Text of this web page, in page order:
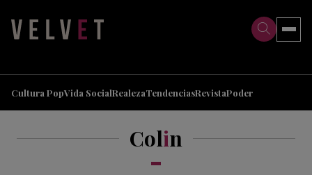
Cultura PopVida SocialRealezaTendenciasRevistaPoder
Colin